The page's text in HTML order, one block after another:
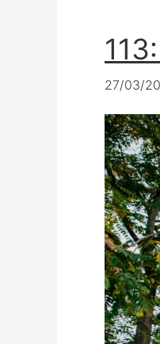
27/03/